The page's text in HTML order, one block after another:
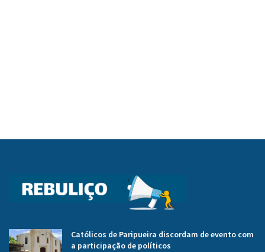
Católicos de Paripueira discordam de evento com
a participação de políticos